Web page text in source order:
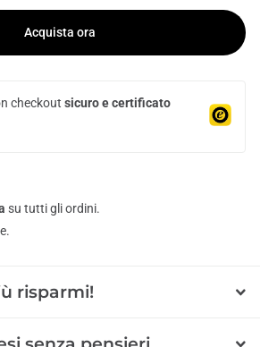
Acquista ora
checkout sicuro e certificato
su tutti gli ordini.
risparmi!